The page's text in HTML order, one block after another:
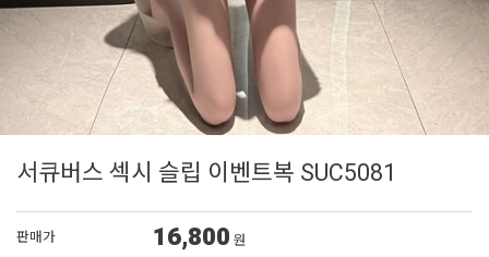
서큐버스 섹시 슬립 이벤트복 SUC5081
판매가 16,800 원